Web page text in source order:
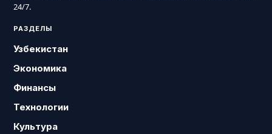
24/7.
РАЗДЕЛЫ
Узбекистан
Экономика
Финансы
Технологии
Культура